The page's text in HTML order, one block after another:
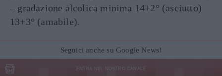
– gradazione alcolica minima 14+2° (asciutto)
13+3° (amabile).
Seguici anche su Google News!
ENTRA NEL NOSTRO CANALE